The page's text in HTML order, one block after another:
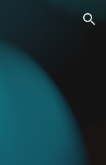
Skip to navigation